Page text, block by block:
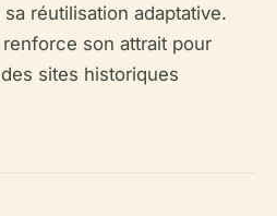
réutilisation adaptative.
son attrait pour
sites historiques